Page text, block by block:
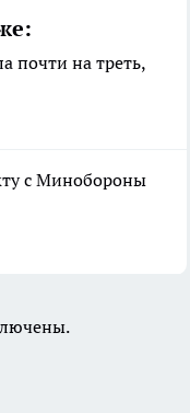
почти на треть,
с Минобороны